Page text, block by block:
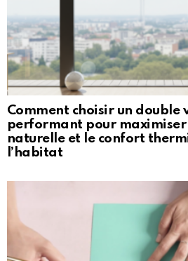
Comment choisir un double
performant pour
naturelle et le confort
l’habitat